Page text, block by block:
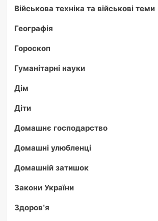
Військова техніка та військові теми
Географія
Гороскоп
Гуманітарні науки
Дім
Діти
Домашнє господарство
Домашні улюбленці
Домашній затишок
Закони України
Здоров'я